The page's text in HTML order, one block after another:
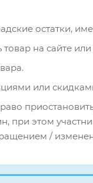
остатки,
товар на сайте
или
при этом
/